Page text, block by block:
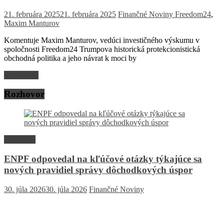
21. februára 202521. februára 2025 Finančné Noviny Freedom24,
Maxim Manturov
Komentuje Maxim Manturov, vedúci investičného výskumu v
spoločnosti Freedom24 Trumpova historická protekcionistická
obchodná politika a jeho návrat k moci by
Rozhovor
ENPF odpovedal na kľúčové otázky týkajúce sa
nových pravidiel správy dôchodkových úspor
30. júla 202630. júla 2026 Finančné Noviny